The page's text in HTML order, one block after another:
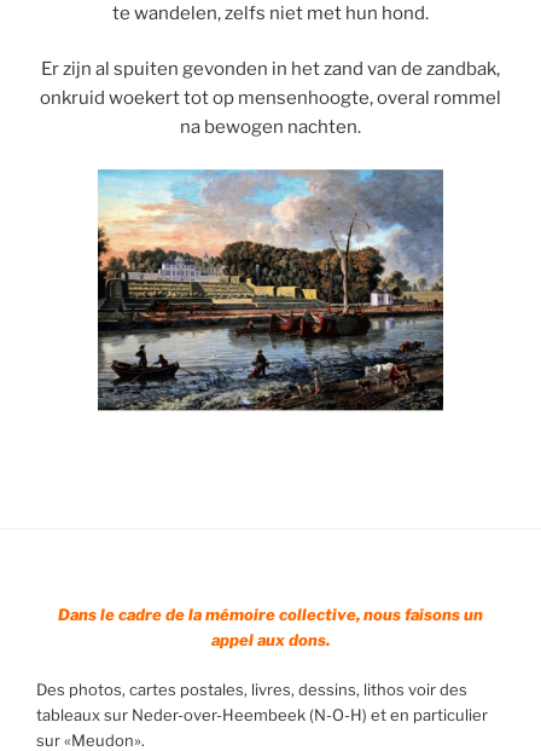
te wandelen, zelfs niet met hun hond.
Er zijn al spuiten gevonden in het zand van de zandbak,
onkruid woekert tot op mensenhoogte, overal rommel
na bewogen nachten.
Dans le cadre de la mémoire collective, nous faisons un
appel aux dons.
Des photos, cartes postales, livres, dessins, lithos voir des
tableaux sur Neder-over-Heembeek (N-O-H) et en particulier
sur «Meudon».